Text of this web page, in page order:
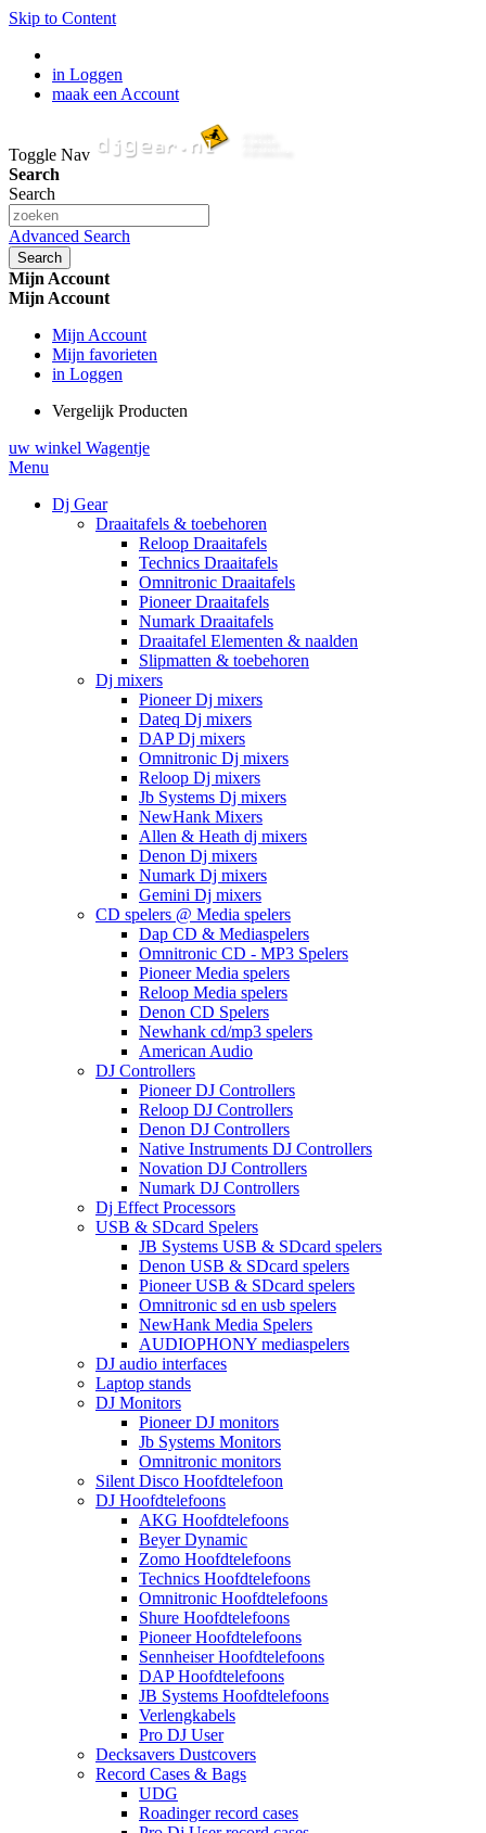
Skip to Content
in Loggen
maak een Account
Toggle Nav
Search
Search
Advanced Search
Search
Mijn Account
Mijn Account
Mijn Account
Mijn favorieten
in Loggen
Vergelijk Producten
uw winkel Wagentje
Menu
Dj Gear
Draaitafels & toebehoren
Reloop Draaitafels
Technics Draaitafels
Omnitronic Draaitafels
Pioneer Draaitafels
Numark Draaitafels
Draaitafel Elementen & naalden
Slipmatten & toebehoren
Dj mixers
Pioneer Dj mixers
Dateq Dj mixers
DAP Dj mixers
Omnitronic Dj mixers
Reloop Dj mixers
Jb Systems Dj mixers
NewHank Mixers
Allen & Heath dj mixers
Denon Dj mixers
Numark Dj mixers
Gemini Dj mixers
CD spelers @ Media spelers
Dap CD & Mediaspelers
Omnitronic CD - MP3 Spelers
Pioneer Media spelers
Reloop Media spelers
Denon CD Spelers
Newhank cd/mp3 spelers
American Audio
DJ Controllers
Pioneer DJ Controllers
Reloop DJ Controllers
Denon DJ Controllers
Native Instruments DJ Controllers
Novation DJ Controllers
Numark DJ Controllers
Dj Effect Processors
USB & SDcard Spelers
JB Systems USB & SDcard spelers
Denon USB & SDcard spelers
Pioneer USB & SDcard spelers
Omnitronic sd en usb spelers
NewHank Media Spelers
AUDIOPHONY mediaspelers
DJ audio interfaces
Laptop stands
DJ Monitors
Pioneer DJ monitors
Jb Systems Monitors
Omnitronic monitors
Silent Disco Hoofdtelefoon
DJ Hoofdtelefoons
AKG Hoofdtelefoons
Beyer Dynamic
Zomo Hoofdtelefoons
Technics Hoofdtelefoons
Omnitronic Hoofdtelefoons
Shure Hoofdtelefoons
Pioneer Hoofdtelefoons
Sennheiser Hoofdtelefoons
DAP Hoofdtelefoons
JB Systems Hoofdtelefoons
Verlengkabels
Pro DJ User
Decksavers Dustcovers
Record Cases & Bags
UDG
Roadinger record cases